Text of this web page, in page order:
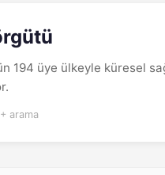
194 üye ülkeyle küresel
arama